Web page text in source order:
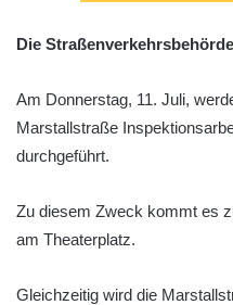
Die
Am Donnerstag, 11. Juli,
Marstallstraße
durchgeführt.
Zu diesem Zweck kommt es
am Theaterplatz.
Gleichzeitig wird die